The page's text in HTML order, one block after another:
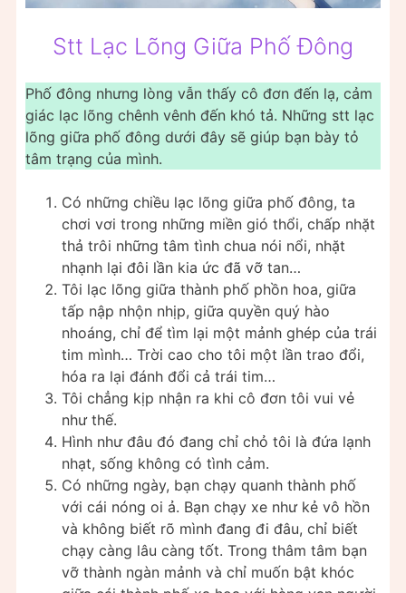
Stt Lạc Lõng Giữa Phố Đông
Phố đông nhưng lòng vẫn thấy cô đơn đến lạ, cảm
giác lạc lõng chênh vênh đến khó tả. Những stt lạc
lõng giữa phố đông dưới đây sẽ giúp bạn bày tỏ
tâm trạng của mình.
Có những chiều lạc lõng giữa phố đông, ta
chơi vơi trong những miền gió thổi, chấp nhặt
thả trôi những tâm tình chua nói nổi, nhặt
nhạnh lại đôi lần kia ức đã vỡ tan…
Tôi lạc lõng giữa thành phố phồn hoa, giữa
tấp nập nhộn nhịp, giữa quyền quý hào
nhoáng, chỉ để tìm lại một mảnh ghép của trái
tim mình… Trời cao cho tôi một lần trao đổi,
hóa ra lại đánh đổi cả trái tim…
Tôi chẳng kịp nhận ra khi cô đơn tôi vui vẻ
như thế.
Hình như đâu đó đang chỉ chỏ tôi là đứa lạnh
nhạt, sống không có tình cảm.
Có những ngày, bạn chạy quanh thành phố
với cái nóng oi ả. Bạn chạy xe như kẻ vô hồn
và không biết rõ mình đang đi đâu, chỉ biết
chạy càng lâu càng tốt. Trong thâm tâm bạn
vỡ thành ngàn mảnh và chỉ muốn bật khóc